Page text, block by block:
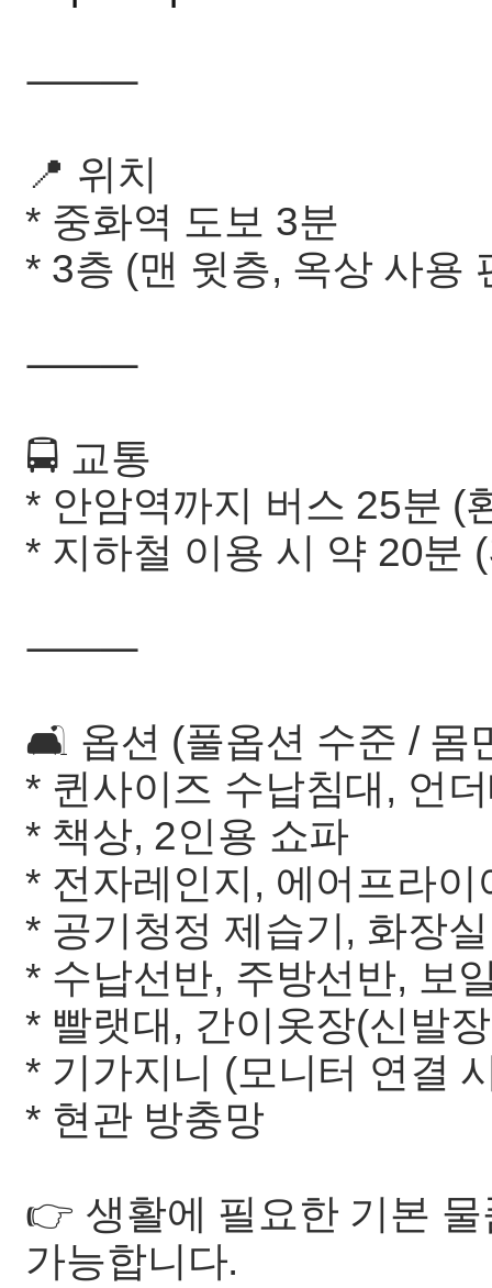
⸻
📍 위치
* 중화역 도보 3분
* 3층 (맨 윗층, 옥상 사용
⸻
🚍 교통
* 안암역까지 버스 25분 (
* 지하철 이용 시 약 20분
⸻
🛋️ 옵션 (풀옵션 수준 / 몸
* 퀸사이즈 수납침대, 언
* 책상, 2인용 쇼파
* 전자레인지, 에어프라이
* 공기청정 제습기, 화장
* 수납선반, 주방선반, 보
* 빨랫대, 간이옷장(신발
* 기가지니 (모니터 연결
* 현관 방충망
👉 생활에 필요한 기본
가능합니다.